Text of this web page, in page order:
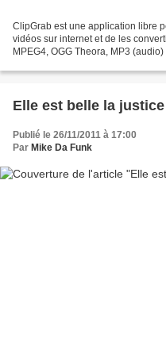
ClipGrab est une application libre
vidéos sur internet et de les
MPEG4, OGG Theora, MP3
Elle est belle la
Publié le 26/11/2011 à 17:00
Par Mike Da Funk